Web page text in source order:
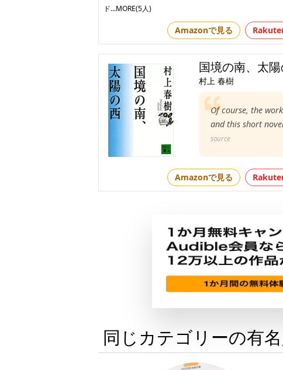
ド...MORE(5人)
Amazonで見る
国境の南、太
村上 春樹
Of course, the
and this short
source
Amazonで見る
同じカテゴリーの有